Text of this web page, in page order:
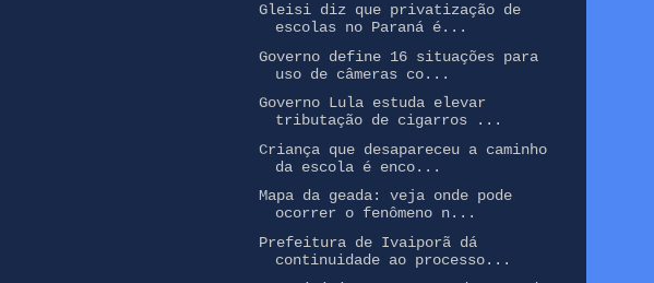
Gleisi diz que privatização de
escolas no Paraná é...
Governo define 16 situações para
uso de câmeras co...
Governo Lula estuda elevar
tributação de cigarros ...
Criança que desapareceu a caminho
da escola é enco...
Mapa da geada: veja onde pode
ocorrer o fenômeno n...
Prefeitura de Ivaiporã dá
continuidade ao processo...